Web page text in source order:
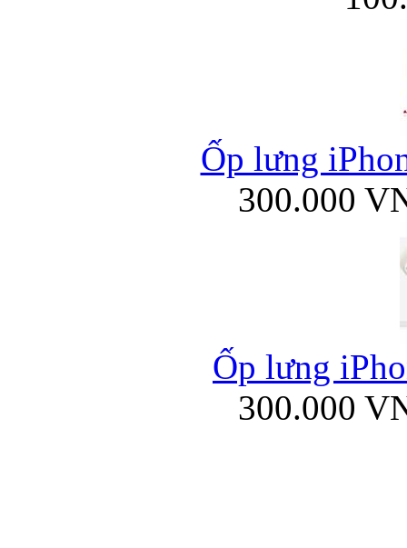
Ốp lưng
300.000
Ốp lưng
300.000